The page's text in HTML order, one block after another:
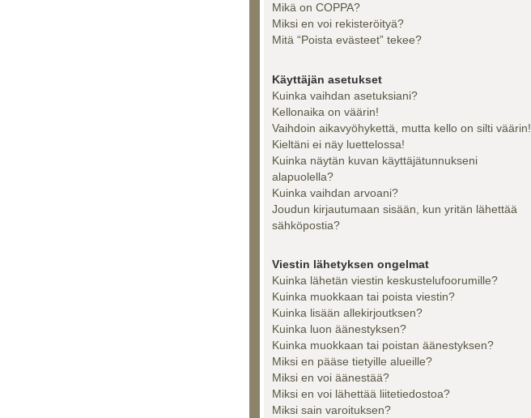
Mikä on COPPA?
Miksi en voi rekisteröityä?
Mitä “Poista evästeet” tekee?
Käyttäjän asetukset
Kuinka vaihdan asetuksiani?
Kellonaika on väärin!
Vaihdoin aikavyöhykettä, mutta kello on silti väärin!
Kieltäni ei näy luettelossa!
Kuinka näytän kuvan käyttäjätunnukseni
alapuolella?
Kuinka vaihdan arvoani?
Joudun kirjautumaan sisään, kun yritän lähettää
sähköpostia?
Viestin lähetyksen ongelmat
Kuinka lähetän viestin keskustelufoorumille?
Kuinka muokkaan tai poista viestin?
Kuinka lisään allekirjoutksen?
Kuinka luon äänestyksen?
Kuinka muokkaan tai poistan äänestyksen?
Miksi en pääse tietyille alueille?
Miksi en voi äänestää?
Miksi en voi lähettää liitetiedostoa?
Miksi sain varoituksen?